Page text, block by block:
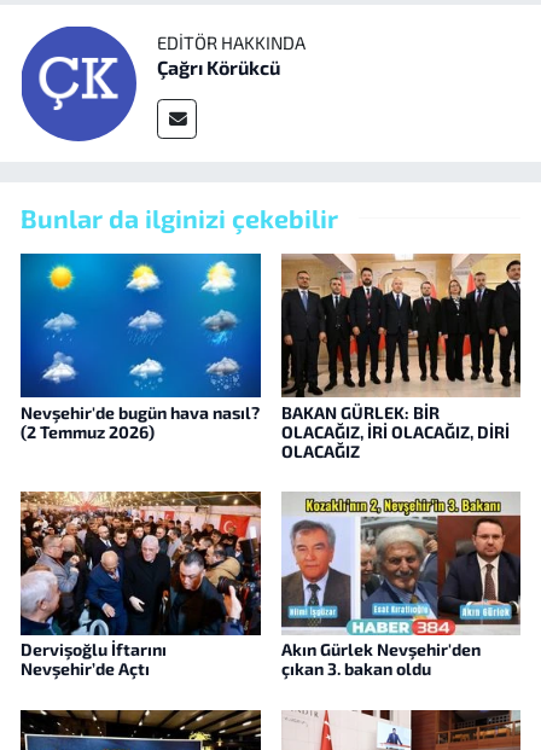
EDITÖR HAKKINDA
Çağrı Körükcü
Bunlar da ilginizi çekebilir
Nevşehir'de bugün hava nasıl?
(2 Temmuz 2026)
BAKAN GÜRLEK: BİR
OLACAĞIZ, İRİ OLACAĞIZ, DİRİ
OLACAĞIZ
Dervişoğlu İftarını
Nevşehir’de Açtı
Akın Gürlek Nevşehir'den
çıkan 3. bakan oldu